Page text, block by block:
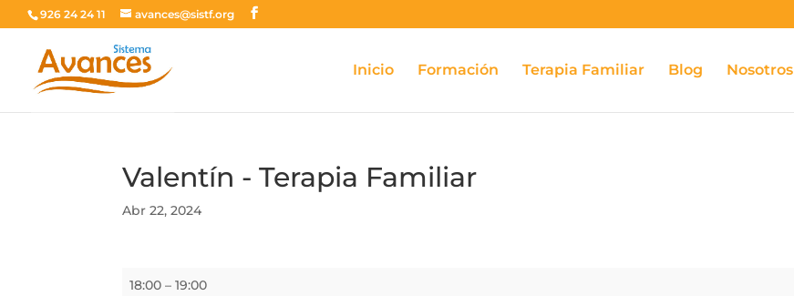
926 24 24 11 avances@sistf.org
Inicio Formación Terapia Familiar Blog Nosotros
Valentín - Terapia Familiar
Abr 22, 2024
Valentín
18:00 –19:00